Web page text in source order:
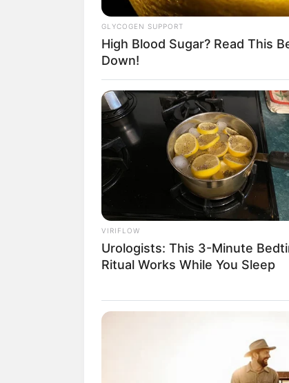
INSPIRASI
Stylish, 10
untuk
Rumah
20 Juli 2022
TWEET
GLYCOGEN SUPPORT
High Blood Sugar? Read This
Down!
VIRIFLOW
Urologists: This 3-Minute
Ritual Works While You Sleep